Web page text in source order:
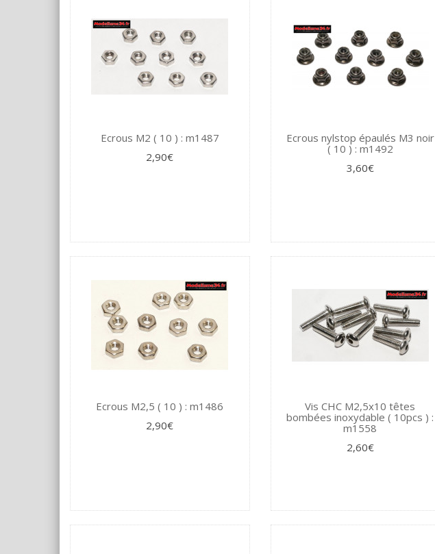
Ecrous M2 ( 10 ) : m1487
2,90€
Ecrous nylstop épaulés M3 noir
( 10 ) : m1492
3,60€
Ecrous M2,5 ( 10 ) : m1486
2,90€
Vis CHC M2,5x10 têtes
bombées inoxydable ( 10pcs ) :
m1558
2,60€